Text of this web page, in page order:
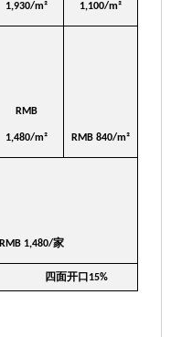
1,930/m² 1,100/m²
RMB
1,480/m² RMB 840/m²
RMB 1,480/家
四面开口 15%